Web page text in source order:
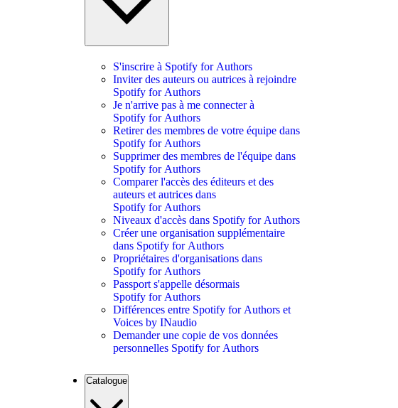
S'inscrire à Spotify for Authors
Inviter des auteurs ou autrices à rejoindre
Spotify for Authors
Je n'arrive pas à me connecter à
Spotify for Authors
Retirer des membres de votre équipe dans
Spotify for Authors
Supprimer des membres de l'équipe dans
Spotify for Authors
Comparer l'accès des éditeurs et des
auteurs et autrices dans
Spotify for Authors
Niveaux d'accès dans Spotify for Authors
Créer une organisation supplémentaire
dans Spotify for Authors
Propriétaires d'organisations dans
Spotify for Authors
Passport s'appelle désormais
Spotify for Authors
Différences entre Spotify for Authors et
Voices by INaudio
Demander une copie de vos données
personnelles Spotify for Authors
Catalogue